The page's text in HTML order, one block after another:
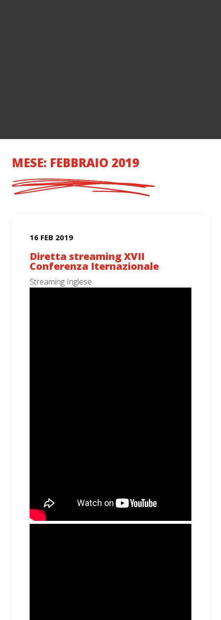
MESE: FEBBRAIO 2019
16 FEB 2019
Diretta streaming XVII
Conferenza Iternazionale
Streaming Inglese